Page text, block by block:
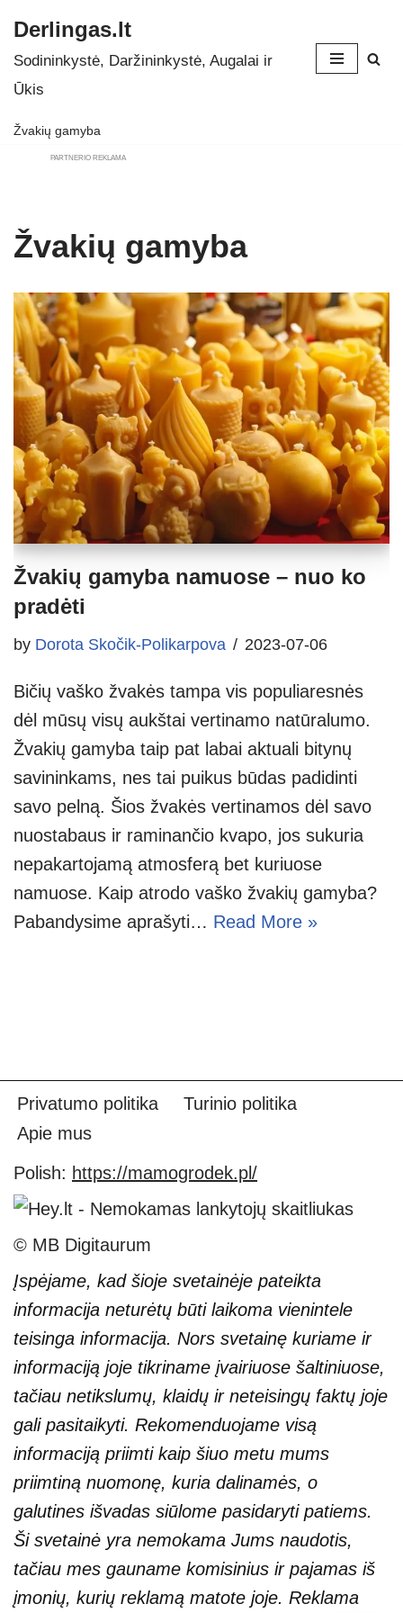
Skip
to
Derlingas.lt
Sodininkystė, Daržininkystė, Augalai ir
Ūkis
Žvakių gamyba
PARTNERIO REKLAMA
Žvakių gamyba
Žvakių gamyba namuose – nuo ko
pradėti
by Dorota Skočik-Polikarpova 2023-07-06
Bičių vaško žvakės tampa vis populiaresnės
dėl mūsų visų aukštai vertinamo natūralumo.
Žvakių gamyba taip pat labai aktuali bitynų
savininkams, nes tai puikus būdas padidinti
savo pelną. Šios žvakės vertinamos dėl savo
nuostabaus ir raminančio kvapo, jos sukuria
nepakartojamą atmosferą bet kuriuose
namuose. Kaip atrodo vaško žvakių gamyba?
Pabandysime aprašyti… Read More »
Privatumo politika
Turinio politika
Apie mus
Polish: https://mamogrodek.pl/
© MB Digitaurum
Įspėjame, kad šioje svetainėje pateikta
informacija neturėtų būti laikoma vienintele
teisinga informacija. Nors svetainę kuriame ir
informaciją joje tikriname įvairiuose šaltiniuose,
tačiau netikslumų, klaidų ir neteisingų faktų joje
gali pasitaikyti. Rekomenduojame visą
informaciją priimti kaip šiuo metu mums
priimtiną nuomonę, kuria dalinamės, o
galutines išvadas siūlome pasidaryti patiems.
Ši svetainė yra nemokama Jums naudotis,
tačiau mes gauname komisinius ir pajamas iš
įmonių, kurių reklamą matote joje. Reklama